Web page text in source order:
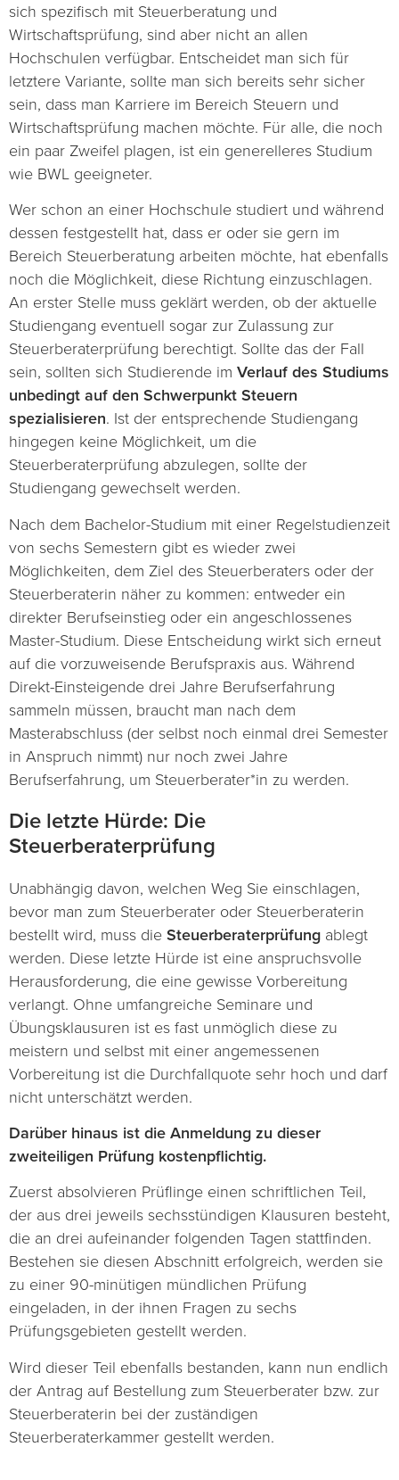
sich spezifisch mit Steuerberatung und
Wirtschaftsprüfung, sind aber nicht an allen
Hochschulen verfügbar. Entscheidet man sich für
letztere Variante, sollte man sich bereits sehr sicher
sein, dass man Karriere im Bereich Steuern und
Wirtschaftsprüfung machen möchte. Für alle, die noch
ein paar Zweifel plagen, ist ein generelleres Studium
wie BWL geeigneter.
Wer schon an einer Hochschule studiert und während
dessen festgestellt hat, dass er oder sie gern im
Bereich Steuerberatung arbeiten möchte, hat ebenfalls
noch die Möglichkeit, diese Richtung einzuschlagen.
An erster Stelle muss geklärt werden, ob der aktuelle
Studiengang eventuell sogar zur Zulassung zur
Steuerberaterprüfung berechtigt. Sollte das der Fall
sein, sollten sich Studierende im Verlauf des Studiums
unbedingt auf den Schwerpunkt Steuern
spezialisieren. Ist der entsprechende Studiengang
hingegen keine Möglichkeit, um die
Steuerberaterprüfung abzulegen, sollte der
Studiengang gewechselt werden.
Nach dem Bachelor-Studium mit einer Regelstudienzeit
von sechs Semestern gibt es wieder zwei
Möglichkeiten, dem Ziel des Steuerberaters oder der
Steuerberaterin näher zu kommen: entweder ein
direkter Berufseinstieg oder ein angeschlossenes
Master-Studium. Diese Entscheidung wirkt sich erneut
auf die vorzuweisende Berufspraxis aus. Während
Direkt-Einsteigende drei Jahre Berufserfahrung
sammeln müssen, braucht man nach dem
Masterabschluss (der selbst noch einmal drei Semester
in Anspruch nimmt) nur noch zwei Jahre
Berufserfahrung, um Steuerberater*in zu werden.
Die letzte Hürde: Die
Steuerberaterprüfung
Unabhängig davon, welchen Weg Sie einschlagen,
bevor man zum Steuerberater oder Steuerberaterin
bestellt wird, muss die Steuerberaterprüfung ablegt
werden. Diese letzte Hürde ist eine anspruchsvolle
Herausforderung, die eine gewisse Vorbereitung
verlangt. Ohne umfangreiche Seminare und
Übungsklausuren ist es fast unmöglich diese zu
meistern und selbst mit einer angemessenen
Vorbereitung ist die Durchfallquote sehr hoch und darf
nicht unterschätzt werden.
Darüber hinaus ist die Anmeldung zu dieser
zweiteiligen Prüfung kostenpflichtig.
Zuerst absolvieren Prüflinge einen schriftlichen Teil,
der aus drei jeweils sechsstündigen Klausuren besteht,
die an drei aufeinander folgenden Tagen stattfinden.
Bestehen sie diesen Abschnitt erfolgreich, werden sie
zu einer 90-minütigen mündlichen Prüfung
eingeladen, in der ihnen Fragen zu sechs
Prüfungsgebieten gestellt werden.
Wird dieser Teil ebenfalls bestanden, kann nun endlich
der Antrag auf Bestellung zum Steuerberater bzw. zur
Steuerberaterin bei der zuständigen
Steuerberaterkammer gestellt werden.